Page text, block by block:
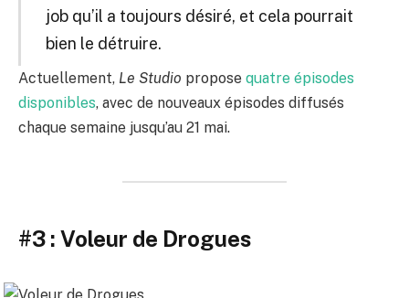
job qu’il a toujours désiré, et cela pourrait
bien le détruire.
Actuellement, Le Studio propose quatre épisodes
disponibles, avec de nouveaux épisodes diffusés
chaque semaine jusqu’au 21 mai.
#3 : Voleur de Drogues